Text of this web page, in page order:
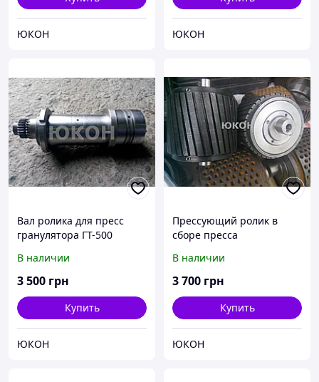
ЮКОН ЮКОН
Вал ролика для пресс
гранулятора ГТ-500
В наличии
3 500 грн
Купить
ЮКОН
Прессующий ролик в
сборе пресса
Роллер
В наличии
3 700 грн
Купить
ЮКОН